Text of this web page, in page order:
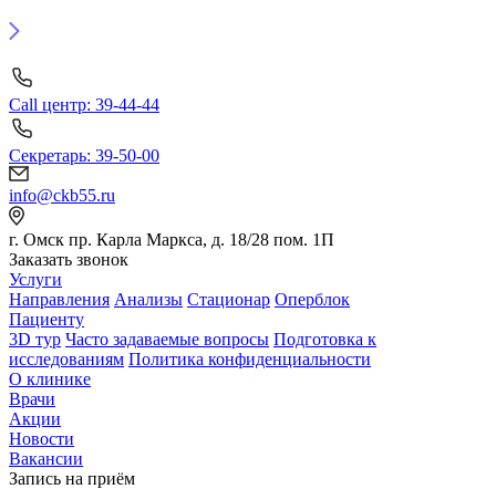
Call центр: 39-44-44
Секретарь: 39-50-00
info@ckb55.ru
г. Омск пр. Карла Маркса, д. 18/28 пом. 1П
Заказать звонок
Услуги
Направления Анализы Стационар Оперблок
Пациенту
3D тур Часто задаваемые вопросы Подготовка к
исследованиям Политика конфиденциальности
О клинике
Врачи
Акции
Новости
Вакансии
Запись на приём